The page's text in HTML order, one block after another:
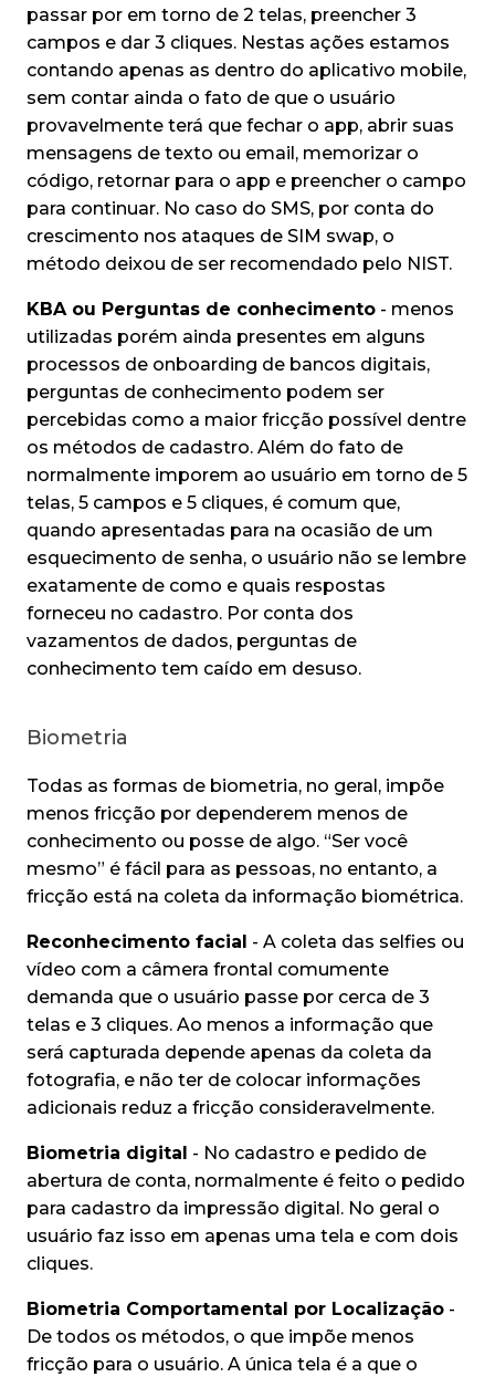
passar por em torno de 2 telas, preencher 3
campos e dar 3 cliques. Nestas ações estamos
contando apenas as dentro do aplicativo mobile,
sem contar ainda o fato de que o usuário
provavelmente terá que fechar o app, abrir suas
mensagens de texto ou email, memorizar o
código, retornar para o app e preencher o campo
para continuar. No caso do SMS, por conta do
crescimento nos ataques de SIM swap, o
método deixou de ser recomendado pelo NIST.
KBA ou Perguntas de conhecimento - menos
utilizadas porém ainda presentes em alguns
processos de onboarding de bancos digitais,
perguntas de conhecimento podem ser
percebidas como a maior fricção possível dentre
os métodos de cadastro. Além do fato de
normalmente imporem ao usuário em torno de 5
telas, 5 campos e 5 cliques, é comum que,
quando apresentadas para na ocasião de um
esquecimento de senha, o usuário não se lembre
exatamente de como e quais respostas
forneceu no cadastro. Por conta dos
vazamentos de dados, perguntas de
conhecimento tem caído em desuso.
Biometria
Todas as formas de biometria, no geral, impõe
menos fricção por dependerem menos de
conhecimento ou posse de algo. “Ser você
mesmo” é fácil para as pessoas, no entanto, a
fricção está na coleta da informação biométrica.
Reconhecimento facial - A coleta das selfies ou
vídeo com a câmera frontal comumente
demanda que o usuário passe por cerca de 3
telas e 3 cliques. Ao menos a informação que
será capturada depende apenas da coleta da
fotografia, e não ter de colocar informações
adicionais reduz a fricção consideravelmente.
Biometria digital - No cadastro e pedido de
abertura de conta, normalmente é feito o pedido
para cadastro da impressão digital. No geral o
usuário faz isso em apenas uma tela e com dois
cliques.
Biometria Comportamental por Localização -
De todos os métodos, o que impõe menos
fricção para o usuário. A única tela é a que o